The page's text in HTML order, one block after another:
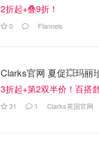
2折起+叠9折！
0 Flannels
Clarks官网 夏促💥玛丽
3折起+第2双半价！百搭
31 1 Clarks英国官网